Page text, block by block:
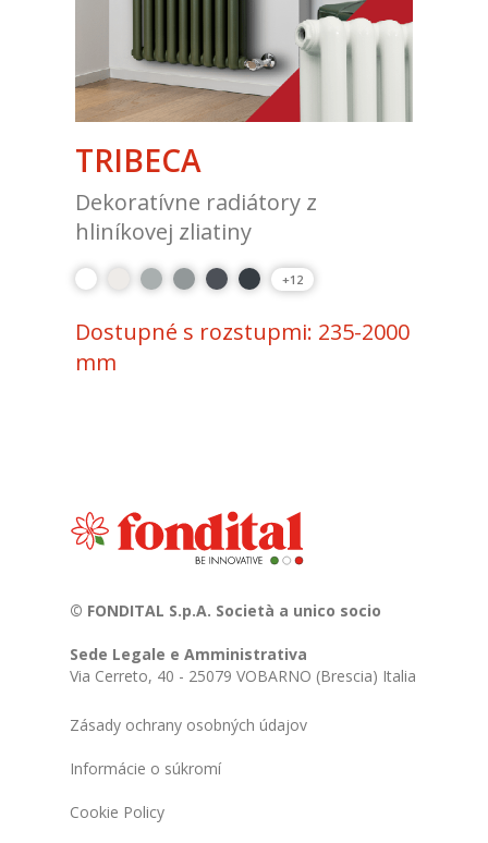
TRIBECA
Dekoratívne radiátory z
hliníkovej zliatiny
+12
Dostupné s rozstupmi: 235-2000
mm
© FONDITAL S.p.A. Società a unico socio
Sede Legale e Amministrativa
Via Cerreto, 40 - 25079 VOBARNO (Brescia) Italia
Zásady ochrany osobných údajov
Informácie o súkromí
Cookie Policy